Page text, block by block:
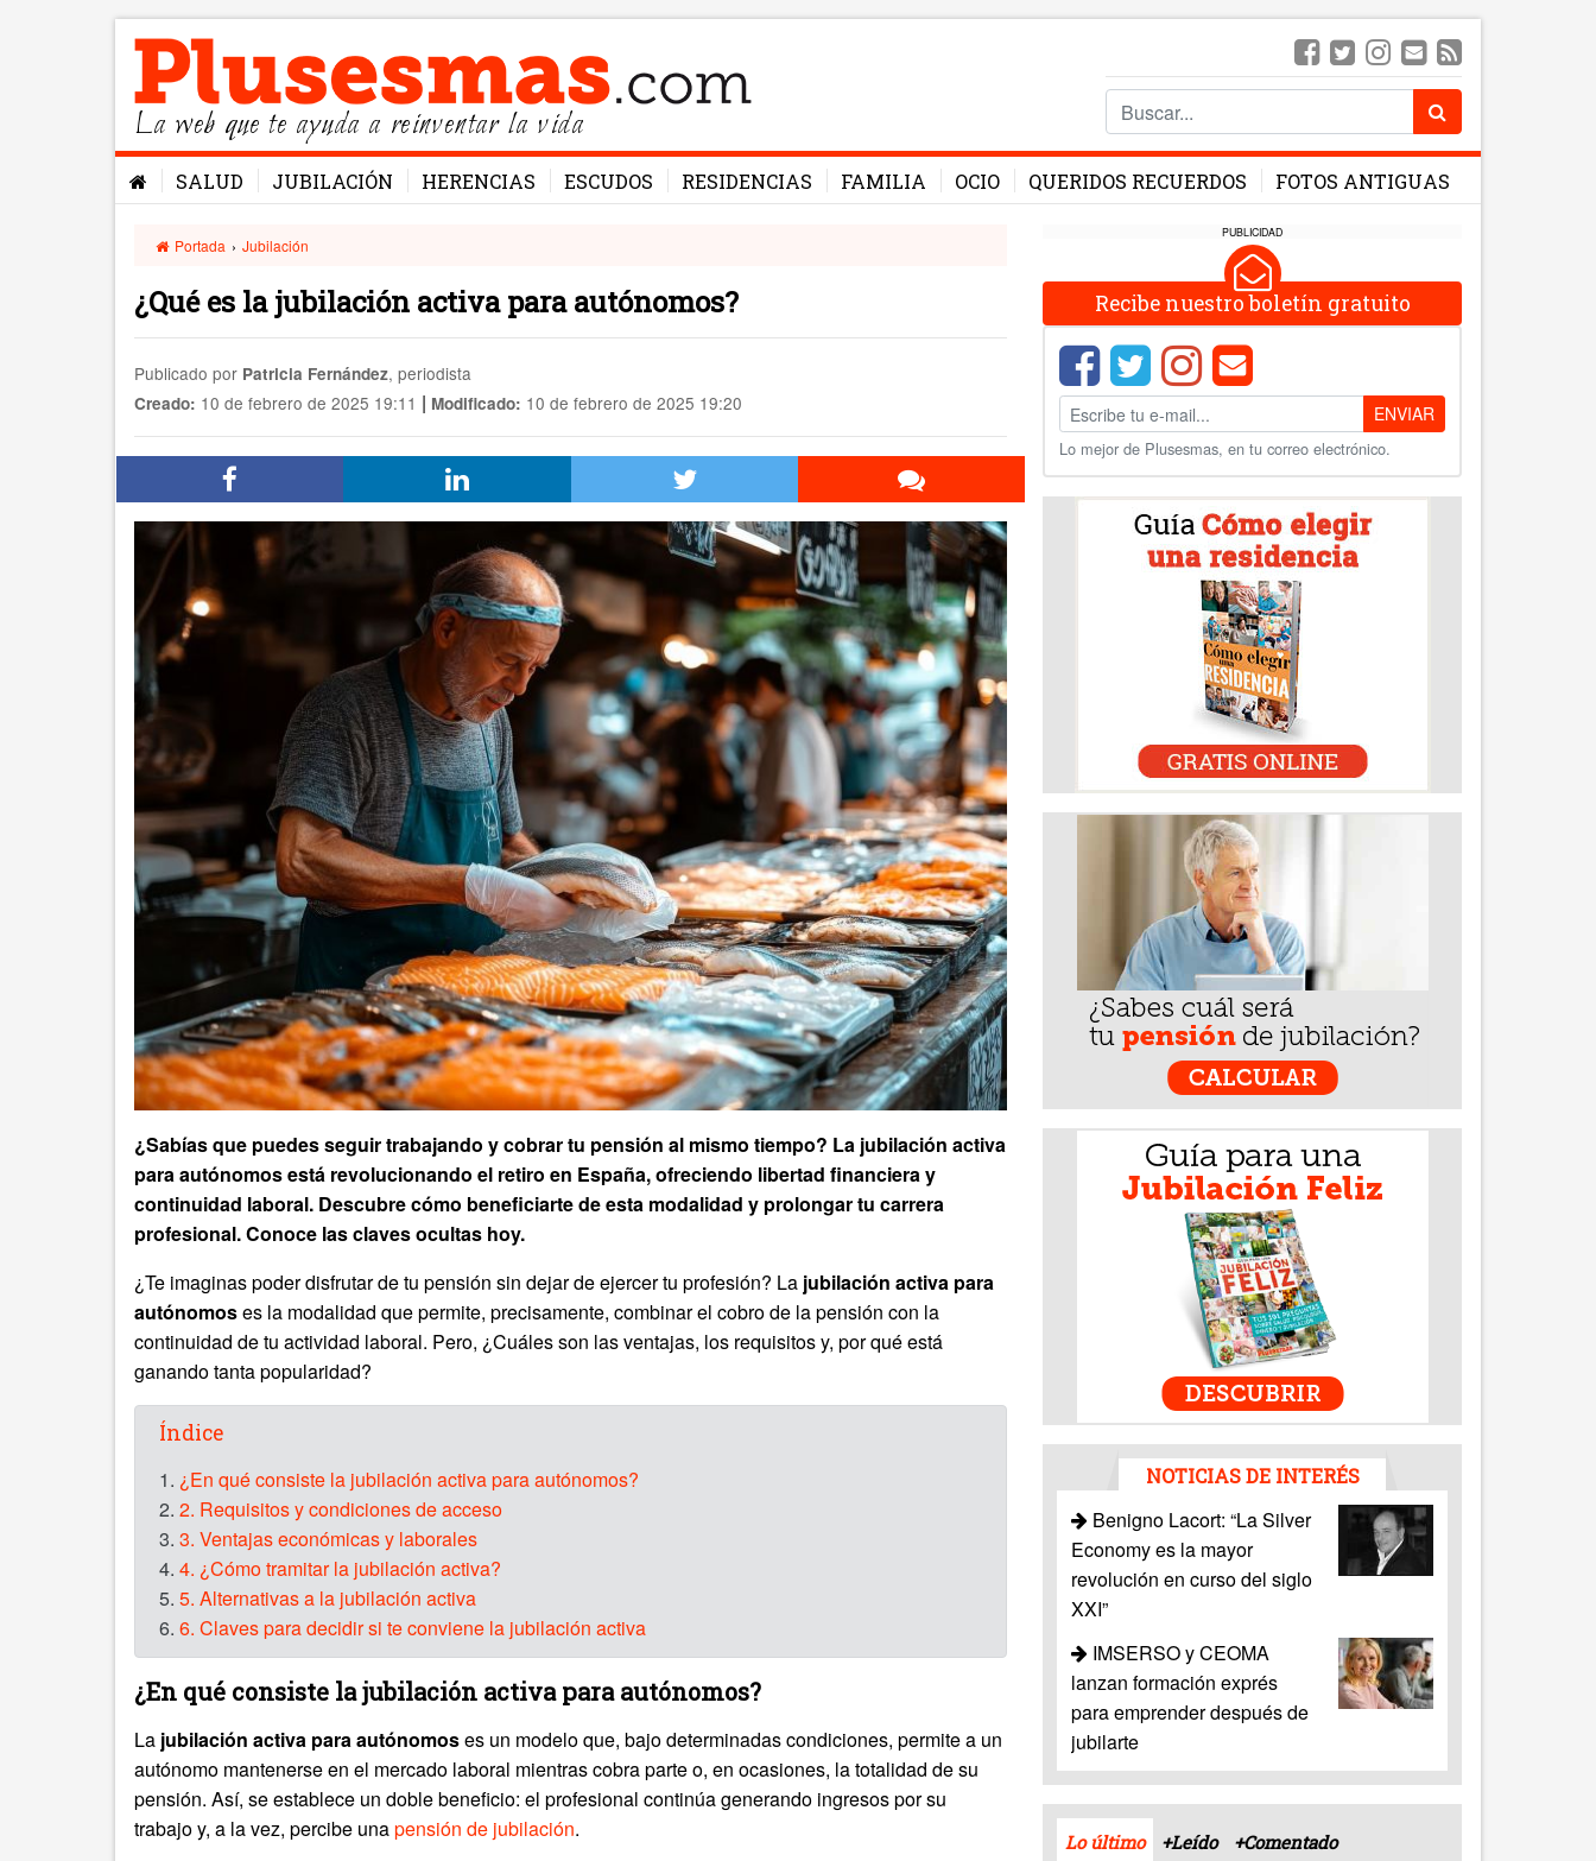
La web que te ayuda a reinventar la vida
SALUD JUBILACIÓN HERENCIAS ESCUDOS RESIDENCIAS FAMILIA OCIO QUERIDOS RECUERDOS FOTOS ANTIGUAS
Portada › Jubilación
¿Qué es la jubilación activa para autónomos?
Publicado por Patricia Fernández, periodista
Creado: 10 de febrero de 2025 19:11 | Modificado: 10 de febrero de 2025 19:20
¿Sabías que puedes seguir trabajando y cobrar tu pensión al mismo tiempo? La jubilación activa
para autónomos está revolucionando el retiro en España, ofreciendo libertad financiera y
continuidad laboral. Descubre cómo beneficiarte de esta modalidad y prolongar tu carrera
profesional. Conoce las claves ocultas hoy.
¿Te imaginas poder disfrutar de tu pensión sin dejar de ejercer tu profesión? La jubilación activa para
autónomoses la modalidad que permite, precisamente, combinar el cobro de la pensión con la
continuidad de tu actividad laboral. Pero, ¿Cuáles son las ventajas, los requisitos y, por qué está
ganando tanta popularidad?
Índice
1. ¿En qué consiste la jubilación activa para autónomos?
2. 2. Requisitos y condiciones de acceso
3. 3. Ventajas económicas y laborales
4. 4. ¿Cómo tramitar la jubilación activa?
5. 5. Alternativas a la jubilación activa
6. 6. Claves para decidir si te conviene la jubilación activa
¿En qué consiste la jubilación activa para autónomos?
La jubilación activa para autónomoses un modelo que, bajo determinadas condiciones, permite a un
autónomo mantenerse en el mercado laboral mientras cobra parte o, en ocasiones, la totalidad de su
pensión. Así, se establece un doble beneficio: el profesional continúa generando ingresos por su
trabajo y, a la vez, percibe unapensión de jubilación.
PUBLICIDAD
Recibe nuestro boletín gratuito
ENVIAR
Lo mejor de Plusesmas, en tu correo electrónico.
NOTICIAS DE INTERÉS
Benigno Lacort: “La Silver
Economy es la mayor
revolución en curso del siglo
XXI”
IMSERSO y CEOMA
lanzan formación exprés
para emprender después de
jubilarte
Lo último +Leído +Comentado